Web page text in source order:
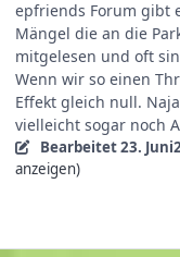
epfriends Forum gibt
Mängel die an die
mitgelesen und oft
Wenn wir so einen
Effekt gleich null.
vielleicht sogar noch
Bearbeitet23. Juni
anzeigen)